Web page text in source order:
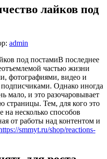
лайков под
admin
В последнее
частью жизни
фотографиями, видео и
Однако иногда
мало, и это разочаровывает
страницы. Тем, для кого это
на несколько способов
от работы над контентом и
smmyt.ru/shop/reactions-